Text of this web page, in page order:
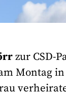
zur CSD-
Montag